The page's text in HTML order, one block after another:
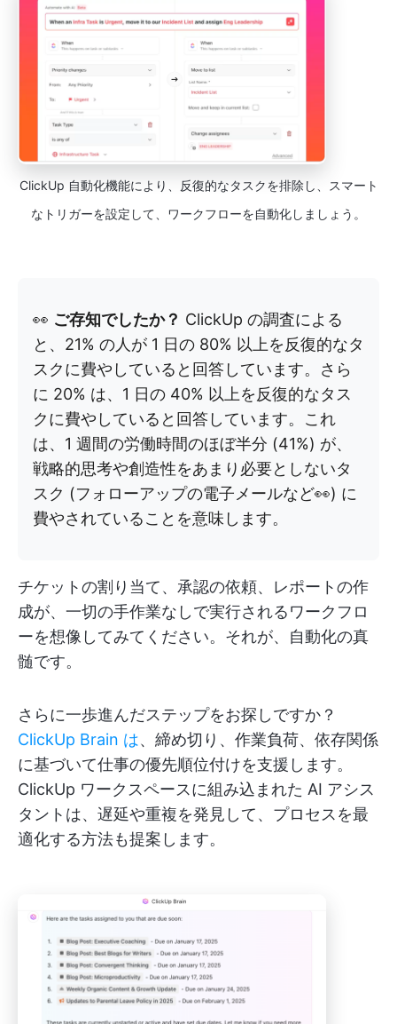
ClickUp 自動化機能により、反復的なタスクを排除し、スマート
なトリガーを設定して、ワークフローを自動化しましょう。
👀 ご存知でしたか？ ClickUp の調査による
と、21% の人が 1 日の 80% 以上を反復的なタ
スクに費やしていると回答しています。さら
に 20% は、1 日の 40% 以上を反復的なタス
クに費やしていると回答しています。これ
は、1 週間の労働時間のほぼ半分 (41%) が、
戦略的思考や創造性をあまり必要としないタ
スク (フォローアップの電子メールなど👀) に
費やされていることを意味します。
チケットの割り当て、承認の依頼、レポートの作
成が、一切の手作業なしで実行されるワークフロ
ーを想像してみてください。それが、自動化の真
髄です。
さらに一歩進んだステップをお探しですか？
ClickUp Brain は、締め切り、作業負荷、依存関係
に基づいて仕事の優先順位付けを支援します。
ClickUp ワークスペースに組み込まれた AI アシス
タントは、遅延や重複を発見して、プロセスを最
適化する方法も提案します。